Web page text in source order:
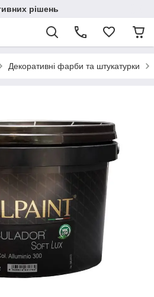
рішень
Декоративні фарби та штукатурки